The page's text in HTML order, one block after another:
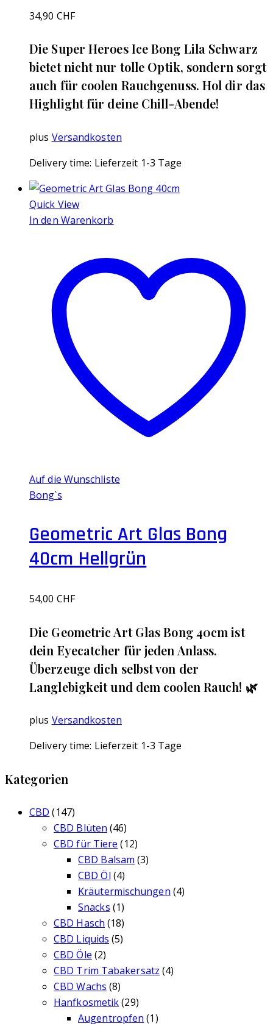
34,90 CHF
Die Super Heroes Ice Bong Lila Schwarz
bietet nicht nur tolle Optik, sondern sorgt
auch für coolen Rauchgenuss. Hol dir das
Highlight für deine Chill-Abende!
plus Versandkosten
Delivery time: Lieferzeit 1-3 Tage
Quick View
In den Warenkorb
Auf die Wunschliste
Bong`s
Geometric Art Glas Bong
40cm Hellgrün
54,00 CHF
Die Geometric Art Glas Bong 40cm ist
dein Eyecatcher für jeden Anlass.
Überzeuge dich selbst von der
Langlebigkeit und dem coolen Rauch! 🌿
plus Versandkosten
Delivery time: Lieferzeit 1-3 Tage
Kategorien
CBD (147)
CBD Blüten (46)
CBD für Tiere (12)
CBD Balsam (3)
CBD Öl (4)
Kräutermischungen (4)
Snacks (1)
CBD Hasch (18)
CBD Liquids (5)
CBD Öle (2)
CBD Trim Tabakersatz (4)
CBD Wachs (8)
Hanfkosmetik(29)
Augentropfen (1)